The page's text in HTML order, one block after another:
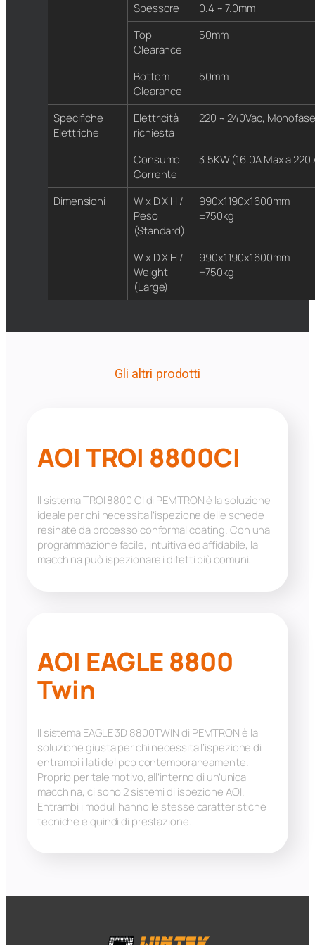
Spessore
0.4 ~ 7.0mm
Top
Clearance
50mm
Bottom
Clearance
50mm
Specifiche
Elettriche
Elettricità
richiesta
220 ~ 240Vac,
Consumo
Corrente
3.5KW (16.0A Max a 220
Dimensioni
W x D X H /
Peso
(Standard)
990x1190x1600mm
±750kg
W x D X H /
Weight
(Large)
990x1190x1600mm
±750kg
Gli altri prodotti
AOI TROI 8800CI
Il sistema TROI 8800 CI di PEMTRON è la soluzione
ideale per chi necessita l’ispezione delle schede
resinate da processo conformal coating. Con una
programmazione facile, intuitiva ed affidabile, la
macchina può ispezionare i difetti più comuni.
AOI EAGLE 8800
Twin
Il sistema EAGLE 3D 8800TWIN di PEMTRON è la
soluzione giusta per chi necessita l’ispezione di
entrambi i lati del pcb contemporaneamente.
Proprio per tale motivo, all’interno di un’unica
macchina, ci sono 2 sistemi di ispezione AOI.
Entrambi i moduli hanno le stesse caratteristiche
tecniche e quindi di prestazione.